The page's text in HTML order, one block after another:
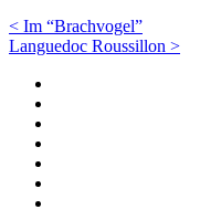
< Im “Brachvogel”
Languedoc Roussillon >